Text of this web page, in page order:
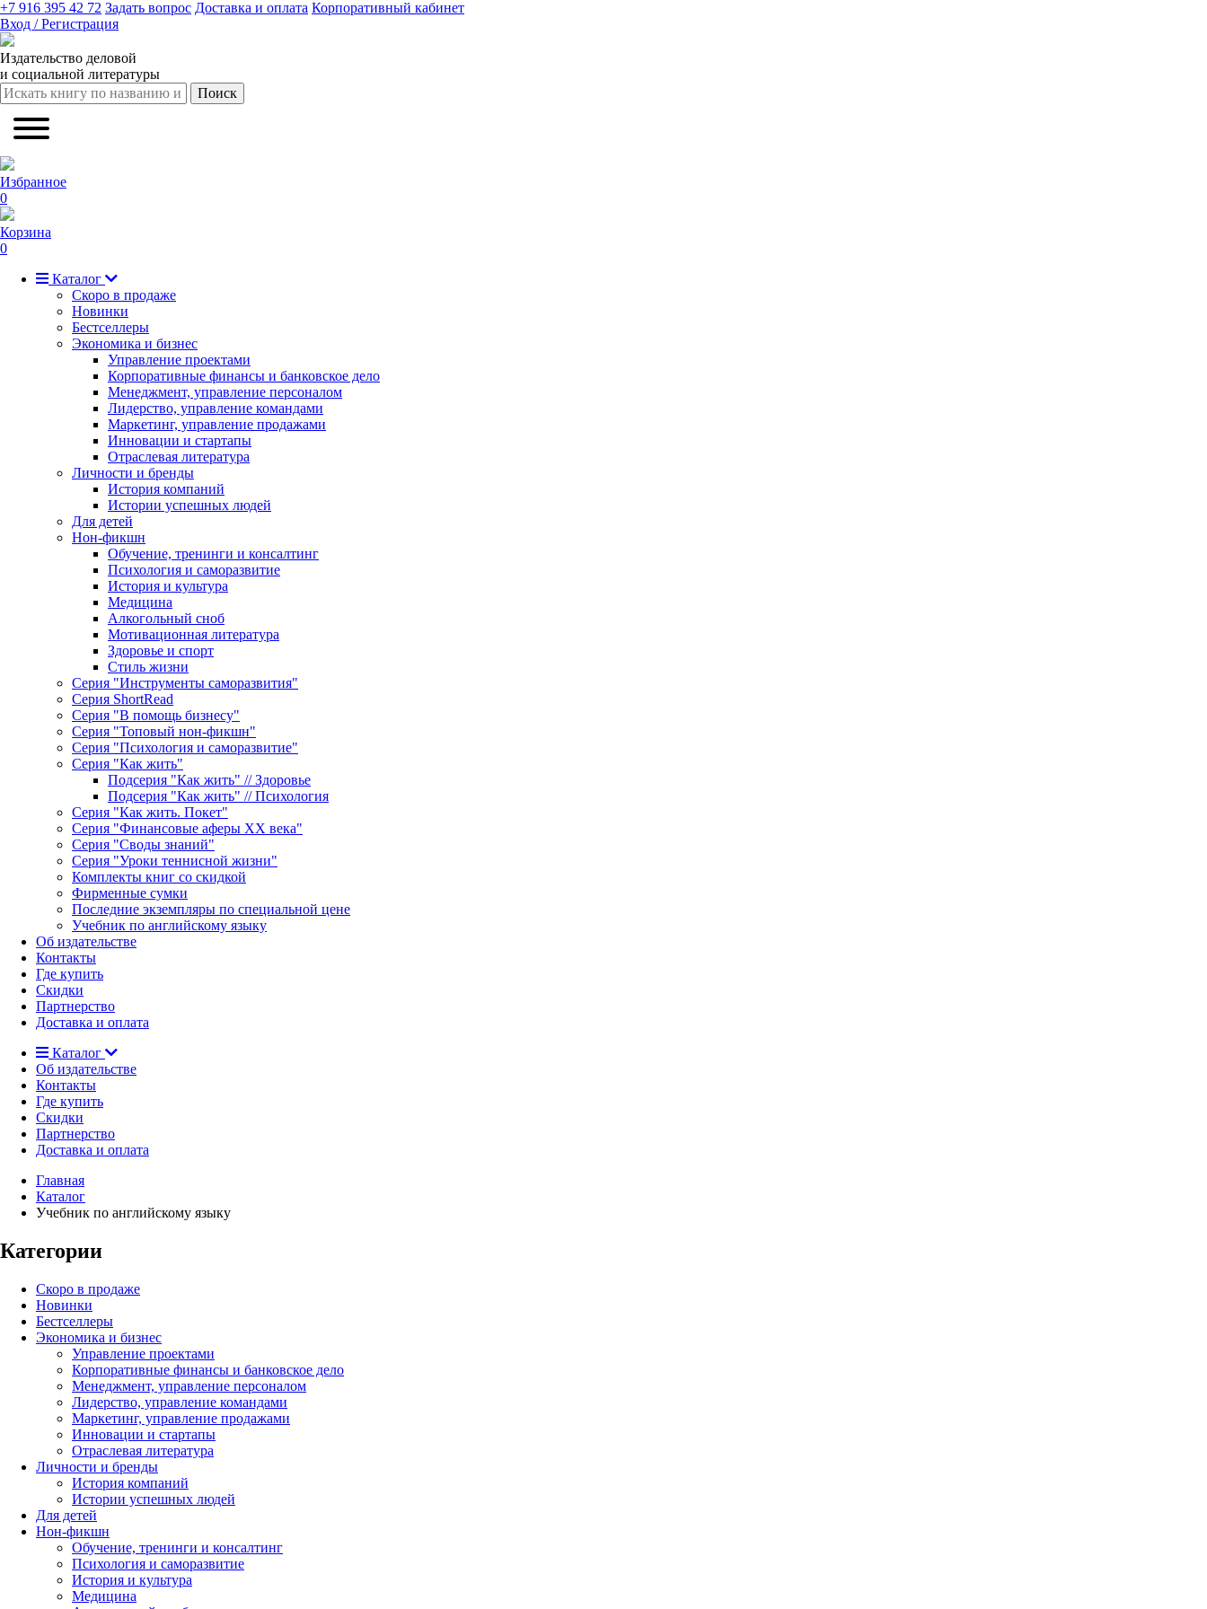
+7 916 395 42 72 Задать вопрос Доставка и оплата Корпоративный кабинет
Вход / Регистрация
Издательство деловой
и социальной литературы
Поиск
Избранное
0
Корзина
0
Каталог
Скоро в продаже
Новинки
Бестселлеры
Экономика и бизнес
Управление проектами
Корпоративные финансы и банковское дело
Менеджмент, управление персоналом
Лидерство, управление командами
Маркетинг, управление продажами
Инновации и стартапы
Отраслевая литература
Личности и бренды
История компаний
Истории успешных людей
Для детей
Нон-фикшн
Обучение, тренинги и консалтинг
Психология и саморазвитие
История и культура
Медицина
Алкогольный сноб
Мотивационная литература
Здоровье и спорт
Стиль жизни
Серия "Инструменты саморазвития"
Серия ShortRead
Серия "В помощь бизнесу"
Серия "Топовый нон-фикшн"
Серия "Психология и саморазвитие"
Серия "Как жить"
Подсерия "Как жить" // Здоровье
Подсерия "Как жить" // Психология
Серия "Как жить. Покет"
Серия "Финансовые аферы XX века"
Серия "Своды знаний"
Серия "Уроки теннисной жизни"
Комплекты книг со скидкой
Фирменные сумки
Последние экземпляры по специальной цене
Учебник по английскому языку
Об издательстве
Контакты
Где купить
Скидки
Партнерство
Доставка и оплата
Каталог
Об издательстве
Контакты
Где купить
Скидки
Партнерство
Доставка и оплата
Главная
Каталог
Учебник по английскому языку
Категории
Скоро в продаже
Новинки
Бестселлеры
Экономика и бизнес
Управление проектами
Корпоративные финансы и банковское дело
Менеджмент, управление персоналом
Лидерство, управление командами
Маркетинг, управление продажами
Инновации и стартапы
Отраслевая литература
Личности и бренды
История компаний
Истории успешных людей
Для детей
Нон-фикшн
Обучение, тренинги и консалтинг
Психология и саморазвитие
История и культура
Медицина